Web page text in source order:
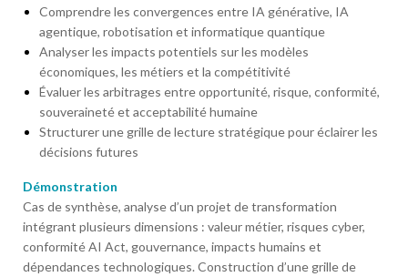
Comprendre les convergences entre IA générative, IA
agentique, robotisation et informatique quantique
Analyser les impacts potentiels sur les modèles
économiques, les métiers et la compétitivité
Évaluer les arbitrages entre opportunité, risque, conformité,
souveraineté et acceptabilité humaine
Structurer une grille de lecture stratégique pour éclairer les
décisions futures
Démonstration
Cas de synthèse, analyse d’un projet de transformation
intégrant plusieurs dimensions : valeur métier, risques cyber,
conformité AI Act, gouvernance, impacts humains et
dépendances technologiques. Construction d’une grille de